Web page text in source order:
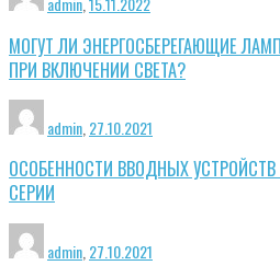
МОГУТ ЛИ ЭНЕРГОСБЕРЕГАЮЩИЕ
ПРИ ВКЛЮЧЕНИИ СВЕТА?
admin 27.10.2021
ОСОБЕННОСТИ ВВОДНЫХ
СЕРИИ
admin 27.10.2021